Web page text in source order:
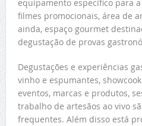
equipamento específico para
filmes promocionais, área de
ainda, espaço gourmet
degustação de provas
Degustações e experiências
vinho e espumantes,
eventos, marcas e produtos,
trabalho de artesãos ao vivo
frequentes. Além disso está